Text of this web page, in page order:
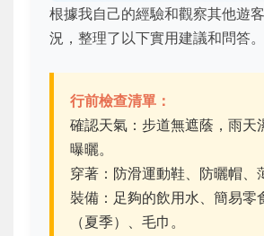
根據我自己的經驗和觀察其他遊
況，整理了以下實用建議和問答。
行前檢查清單：
確認天氣：步道無遮蔭，雨天
曝曬。
穿著：防滑運動鞋、防曬帽、
裝備：足夠的飲用水、簡易零
（夏季）、毛巾。